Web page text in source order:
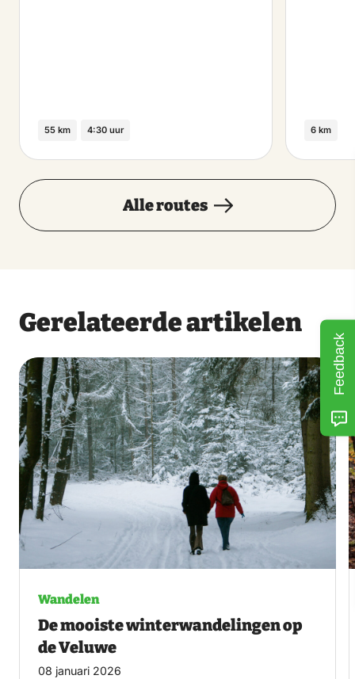
55 km 4:30 uur 6 km
Alle routes
Gerelateerde artikelen
Wandelen
De mooiste winterwandelingen op
de Veluwe
08 januari 2026
Feedback